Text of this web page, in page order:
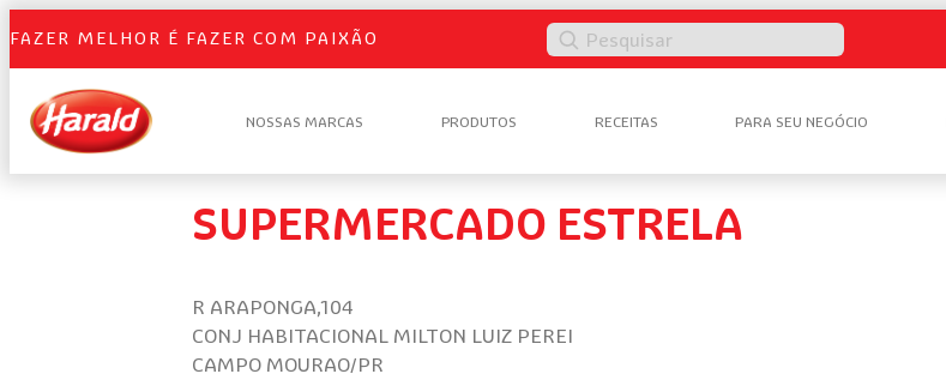
FAZER MELHOR É FAZER COM PAIXÃO Pesquisar
NOSSAS MARCAS PRODUTOS RECEITAS PARA SEU NEGÓCIO
SUPERMERCADO ESTRELA
R ARAPONGA,104
CONJ HABITACIONAL MILTON LUIZ PEREI
CAMPO MOURAO/PR